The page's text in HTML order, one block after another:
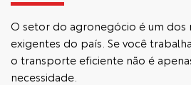
O setor do agronegócio é um dos
exigentes do país. Se você
o transporte eficiente não é
necessidade.